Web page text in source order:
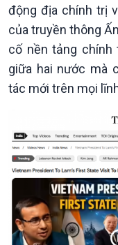
động địa chính trị
của truyền thông
cố nền tảng
giữa hai nước mà
tác mới trên mọi